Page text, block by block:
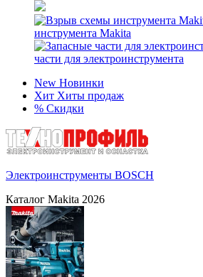
инструмента Makita
части для электроинструмента
New Новинки
Хит Хиты продаж
% Скидки
Электроинструменты BOSCH
Каталог Makita 2026